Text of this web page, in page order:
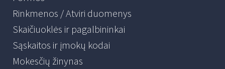
Rinkmenos / Atviri duomenys
Skaičiuoklės ir pagalbininkai
Sąskaitos ir įmokų kodai
Mokesčių žinynas